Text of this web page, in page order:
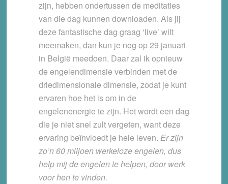
zijn, hebben ondertussen de meditaties
van die dag kunnen downloaden. Als jij
deze fantastische dag graag ‘live’ wilt
meemaken, dan kun je nog op 29 januari
in België meedoen. Daar zal ik opnieuw
de engelendimensie verbinden met de
driedimensionale dimensie, zodat je kunt
ervaren hoe het is om in de
engelenenergie te zijn. Het wordt een dag
die je niet snel zult vergeten, want deze
ervaring beïnvloedt je hele leven. Er zijn
zo’n 60 miljoen werkeloze engelen, dus
help mij de engelen te helpen, door werk
voor hen te vinden.